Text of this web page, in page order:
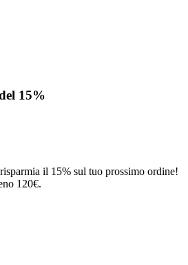
15%
il 15% sul tuo prossimo ordine!
120€.